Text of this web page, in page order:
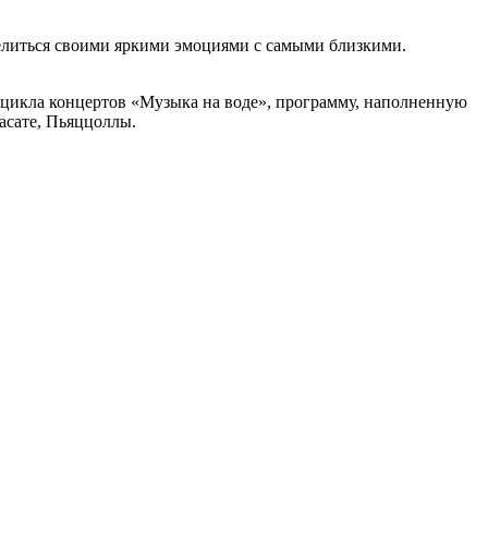
своими яркими эмоциями с самыми близкими.
концертов «Музыка на воде», программу, наполненную
Пьяццоллы.